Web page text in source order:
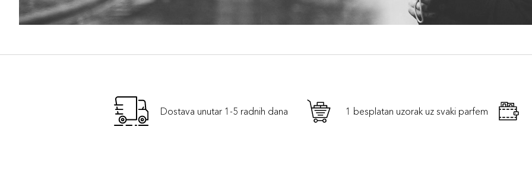
Dostava unutar 1-5 radnih dana 1 besplatan uzorak uz svaki parfem